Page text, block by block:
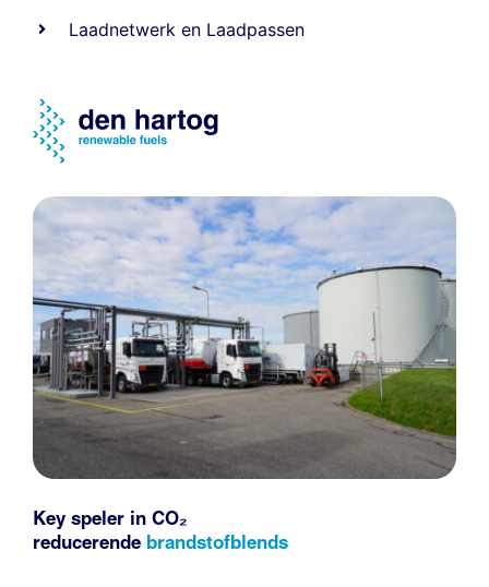
Laadnetwerk en Laadpassen
Key speler in CO₂
reducerende brandstofblends